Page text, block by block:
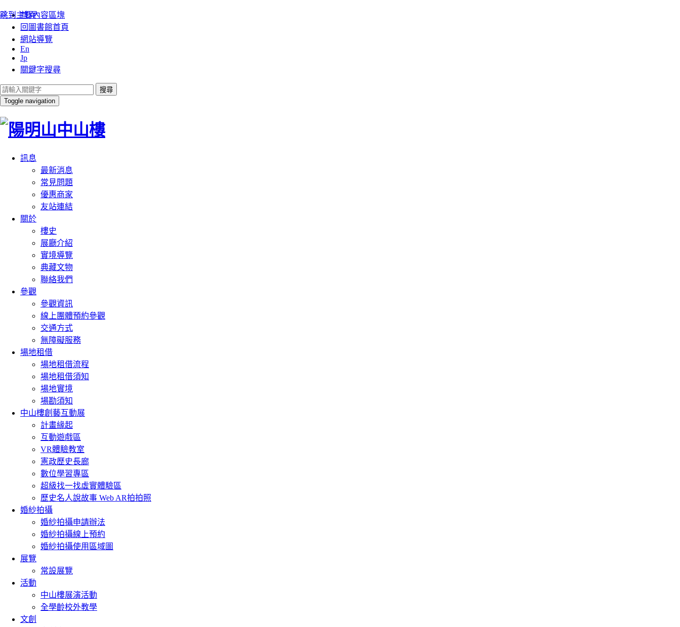
跳到主要內容區塊
:::
首頁
回圖書館首頁
網站導覽
En
Jp
關鍵字搜尋
搜尋
Toggle navigation
訊息
最新消息
常見問題
優惠商家
友站連結
關於
樓史
展廳介紹
實境導覽
典藏文物
聯絡我們
參觀
參觀資訊
線上團體預約參觀
交通方式
無障礙服務
場地租借
場地租借流程
場地租借須知
場地實境
場勘須知
中山樓創藝互動展
計畫緣起
互動遊戲區
VR體驗教室
憲政歷史長廊
數位學習專區
超級找一找虛實體驗區
歷史名人說故事 Web AR拍拍照
婚紗拍攝
婚紗拍攝申請辦法
婚紗拍攝線上預約
婚紗拍攝使用區域圖
展覽
常設展覽
活動
中山樓展演活動
全學齡校外教學
文創